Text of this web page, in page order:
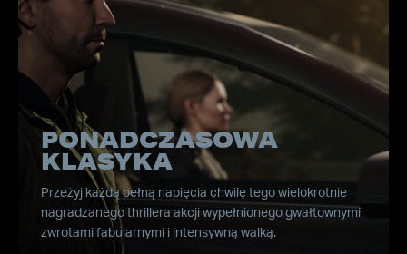
PONADCZASOWA
KLASYKA
Przeżyj każdą pełną napięcia chwilę tego wielokrotnie
nagradzanego thrillera akcji wypełnionego gwałtownymi
zwrotami fabularnymi i intensywną walką.